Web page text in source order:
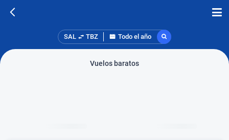
SAL TBZ Todo el año
Vuelos baratos